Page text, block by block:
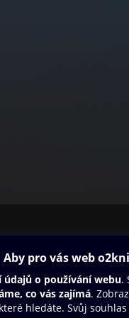
Oneplay Originály
Sport